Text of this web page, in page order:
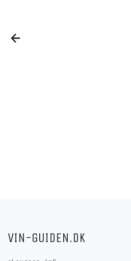
VIN-GUIDEN.DK